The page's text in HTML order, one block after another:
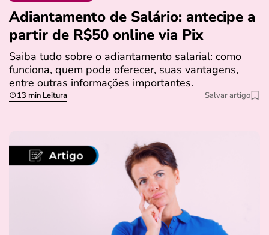
Adiantamento de Salário: antecipe a
partir de R$50 online via Pix
Saiba tudo sobre o adiantamento salarial: como
funciona, quem pode oferecer, suas vantagens,
entre outras informações importantes.
13 min Leitura Salvar artigo